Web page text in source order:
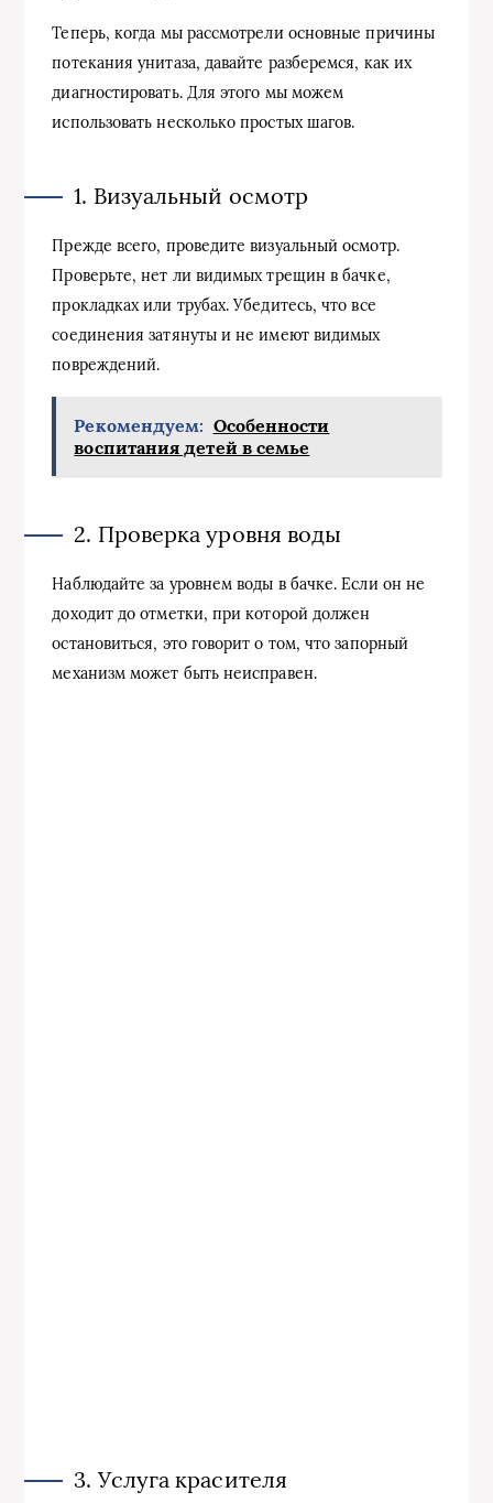
Теперь, когда мы рассмотрели основные причины
потекания унитаза, давайте разберемся, как их
диагностировать. Для этого мы можем
использовать несколько простых шагов.
1. Визуальный осмотр
Прежде всего, проведите визуальный осмотр.
Проверьте, нет ли видимых трещин в бачке,
прокладках или трубах. Убедитесь, что все
соединения затянуты и не имеют видимых
повреждений.
Рекомендуем: Особенности
воспитания детей в семье
2. Проверка уровня воды
Наблюдайте за уровнем воды в бачке. Если он не
доходит до отметки, при которой должен
остановиться, это говорит о том, что запорный
механизм может быть неисправен.
3. Услуга красителя